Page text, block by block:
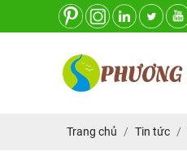
Trang chủ Tin tức